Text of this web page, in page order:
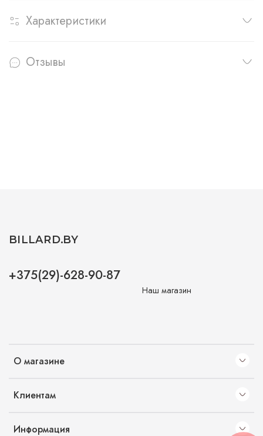
Характеристики
Отзывы
О магазине
Клиентам
Информация
BILLARD.BY
+375(29)-628-90-87
Наш магазин